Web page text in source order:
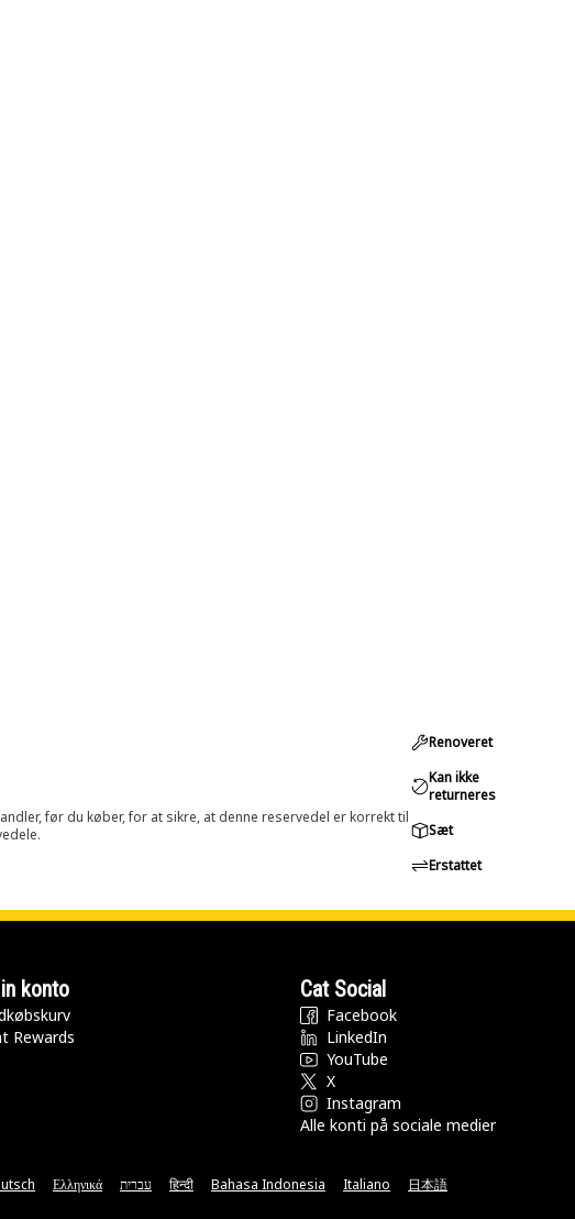
før du køber, for at sikre, at denne reservedel er korrekt til
Renoveret
Kan ikke
returneres
Sæt
Erstattet
konto
Rewards
Cat Social
Facebook
LinkedIn
YouTube
X
Instagram
Alle konti på sociale medier
Ελληνικά עברית हिन्दी Bahasa Indonesia Italiano 日本語